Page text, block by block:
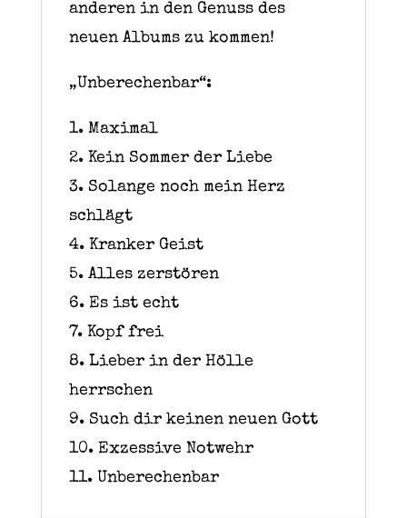
anderen in den Genuss des
neuen Albums zu kommen!
„Unberechenbar“:
1. Maximal
2. Kein Sommer der Liebe
3. Solange noch mein Herz
schlägt
4. Kranker Geist
5. Alles zerstören
6. Es ist echt
7. Kopf frei
8. Lieber in der Hölle
herrschen
9. Such dir keinen neuen Gott
10. Exzessive Notwehr
11. Unberechenbar